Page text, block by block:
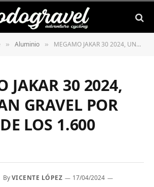
» Aluminio » MEGAMO JAKAR 30 2024, UNA GRAN GRAVEL POR DEBAJO DE LOS 1.600 EUROS
JAKAR 30 2024,
GRAVEL POR
LOS 1.600
ByVICENTE LÓPEZ
17/04/2024